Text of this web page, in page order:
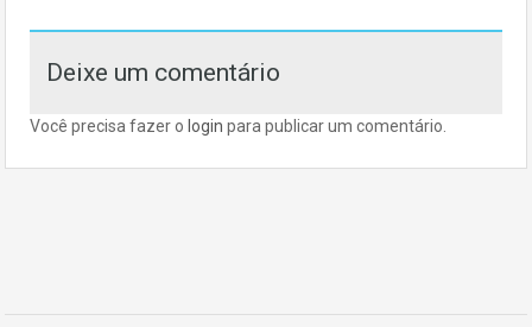
Deixe um comentário
Você precisa fazer o login para publicar um comentário.